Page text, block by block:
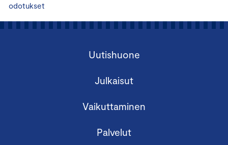
odotukset
Uutishuone
Julkaisut
Vaikuttaminen
Palvelut